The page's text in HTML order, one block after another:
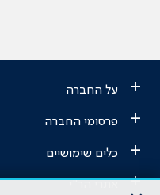
+ על החברה
+ פרסומי החברה
+ כלים שימושיים
+